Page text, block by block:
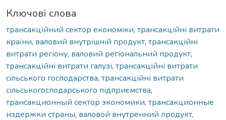
Ключові слова
трансакційний сектор економіки, трансакційні витрати
країни, валовий внутрішній продукт, трансакційні
витрати регіону, валовий регіональний продукт,
трансакційні витрати галузі, трансакційні витрати
сільського господарства, трансакційні витрати
сільськогосподарського підприємства,
трансакционный сектор экономики, трансакционные
издержки страны, валовой внутренний продукт,